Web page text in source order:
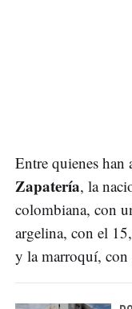
Entre quienes han
Zapatería, la
colombiana, con
argelina, con el
y la marroquí,